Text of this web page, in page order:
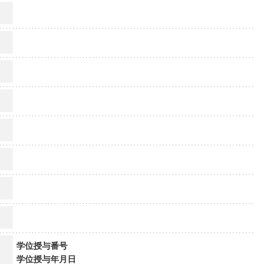
学位授与番号
学位授与年月日